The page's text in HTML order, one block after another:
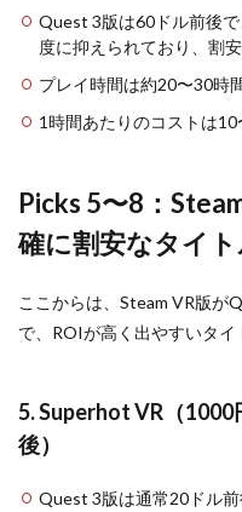
Quest 3版は60ドル前後
度に抑えられており、割
プレイ時間は約20〜30時
1時間あたりのコストは10
Picks 5〜8：
確に割安なタイ
ここからは、Steam VR版が
で、ROIが高く出やすいタイ
5. Superhot VR（
後）
Quest 3版は通常20ドル